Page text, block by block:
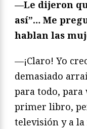
—Le dijeron
así”… Me
hablan las
—¡Claro! Yo
demasiado
para todo, para
primer libro,
televisión y a la